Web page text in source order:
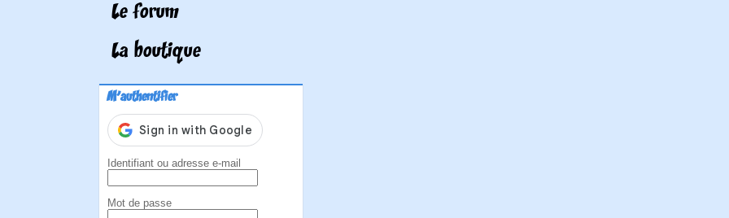
Le forum
La boutique
M'authentifier
Identifiant ou adresse e-mail
Mot de passe